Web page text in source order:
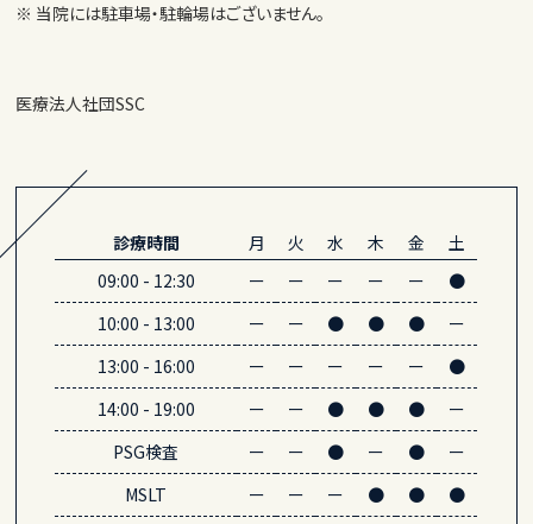
※ 当院には駐車場・駐輪場はございません。
医療法人社団SSC
診療時間 月 火 水 木 金
土
09:00 - 12:30 ー ー ー ー ー
●
10:00 - 13:00 ー ー ● ● ●
ー
13:00 - 16:00 ー ー ー ー ー
●
14:00 - 19:00 ー ー ● ● ●
ー
PSG検査
ー ー ● ー ●
ー
MSLT
ー ー ー ● ●
●